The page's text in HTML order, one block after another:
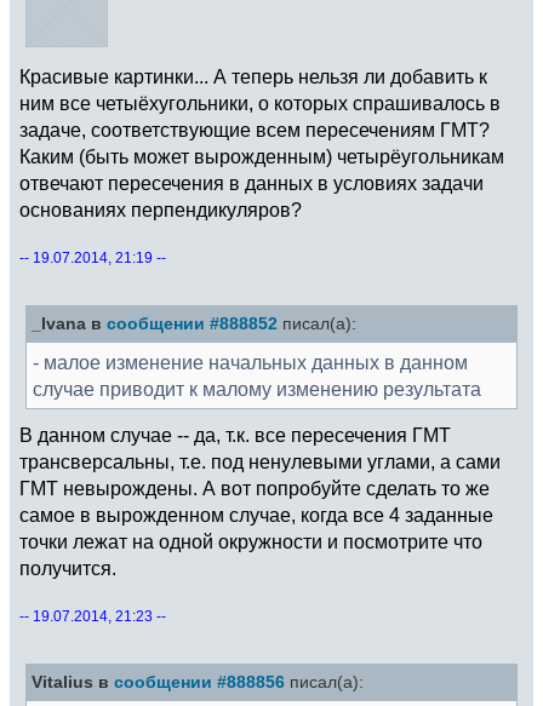
Красивые картинки... А теперь нельзя ли добавить к
ним все четыёхугольники, о которых спрашивалось в
задаче, соответствующие всем пересечениям ГМТ?
Каким (быть может вырожденным) четырёугольникам
отвечают пересечения в данных в условиях задачи
основаниях перпендикуляров?
-- 19.07.2014, 21:19 --
_Ivana в сообщении #888852 писал(а):
- малое изменение начальных данных в данном
случае приводит к малому изменению результата
В данном случае -- да, т.к. все пересечения ГМТ
трансверсальны, т.е. под ненулевыми углами, а сами
ГМТ невырождены. А вот попробуйте сделать то же
самое в вырожденном случае, когда все 4 заданные
точки лежат на одной окружности и посмотрите что
получится.
-- 19.07.2014, 21:23 --
Vitalius в сообщении #888856 писал(а):